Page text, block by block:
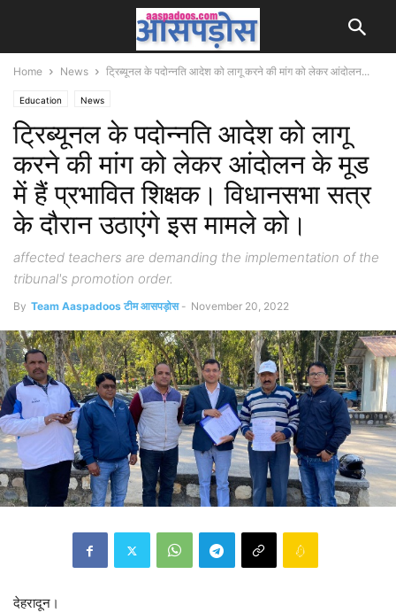
Home News ट्रिब्यूनल के पदोन्नति आदेश को लागू करने की मांग को लेकर आंदोलन...
Education News
ट्रिब्यूनल के पदोन्नति आदेश को लागू
करने की मांग को लेकर आंदोलन के मूड
में हैं प्रभावित शिक्षक। विधानसभा सत्र
के दौरान उठाएंगे इस मामले को।
affected teachers are demanding the implementation of the
tribunal's promotion order.
By Team Aaspadoos टीम आसपड़ोस - November 20, 2022
देहरादून।